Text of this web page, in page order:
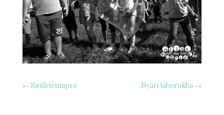
← Születésnapra Nyári táborokba →